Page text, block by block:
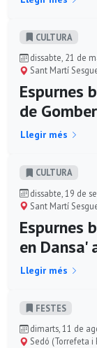
CULTURA
dissabte, 21 de
Sant Martí
Espurnes
de
Llegir més
CULTURA
dissabte, 19 de
Sant Martí
Espurnes
en Dansa'
Llegir més
FESTES
dimarts, 11 de
Sedó (Torrefeta i